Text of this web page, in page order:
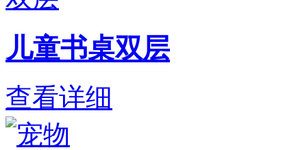
儿童书桌双层
查看详细